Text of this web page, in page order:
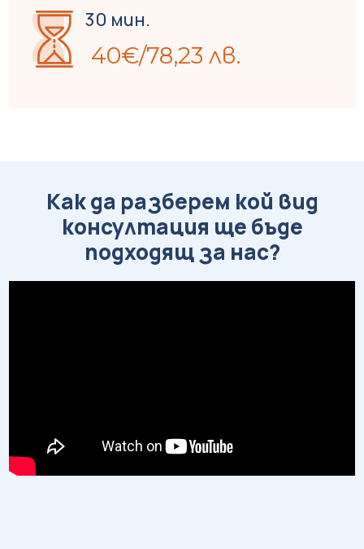
30 мин.
40€/78,23 лв.
Как да разберем кой вид
консултация ще бъде
подходящ за нас?